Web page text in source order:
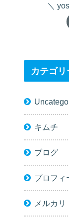
カテゴリ
キムチ
ブログ
プロフィ
メルカリ